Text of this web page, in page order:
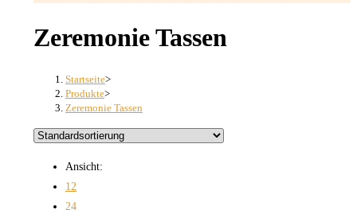
Zeremonie Tassen
Startseite>
Produkte>
Zeremonie Tassen
Ansicht:
12
24